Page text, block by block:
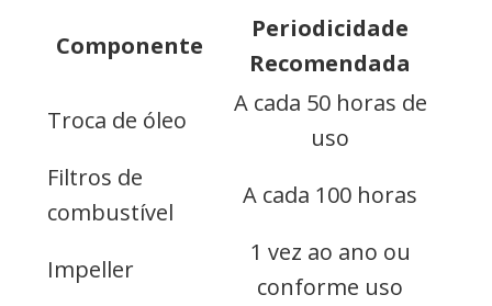
Componente
Periodicidade
Recomendada
Troca de óleo
A cada 50 horas de
uso
Filtros de
combustível
A cada 100 horas
Impeller
1 vez ao ano ou
conforme uso